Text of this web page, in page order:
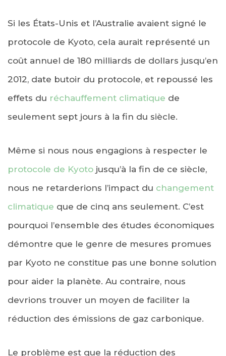
Si les États-Unis et l’Australie avaient signé le
protocole de Kyoto, cela aurait représenté un
coût annuel de 180 milliards de dollars jusqu’en
2012, date butoir du protocole, et repoussé les
effets du réchauffement climatique de
seulement sept jours à la fin du siècle.
Même si nous nous engagions à respecter le
protocole de Kyoto jusqu’à la fin de ce siècle,
nous ne retarderions l’impact du changement
climatique que de cinq ans seulement. C’est
pourquoi l’ensemble des études économiques
démontre que le genre de mesures promues
par Kyoto ne constitue pas une bonne solution
pour aider la planète. Au contraire, nous
devrions trouver un moyen de faciliter la
réduction des émissions de gaz carbonique.
Le problème est que la réduction des